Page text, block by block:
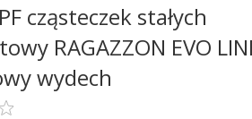
cząsteczek stałych
RAGAZZON EVO
wydech